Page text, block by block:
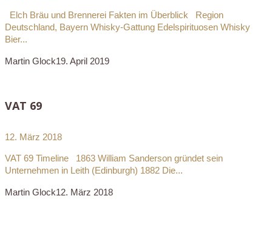
Elch Bräu und Brennerei Fakten im Überblick Region
Deutschland, Bayern Whisky-Gattung Edelspirituosen Whisky
Bier...
Martin Glock19. April 2019
VAT 69
12. März 2018
VAT 69 Timeline 1863 William Sanderson gründet sein
Unternehmen in Leith (Edinburgh) 1882 Die...
Martin Glock12. März 2018